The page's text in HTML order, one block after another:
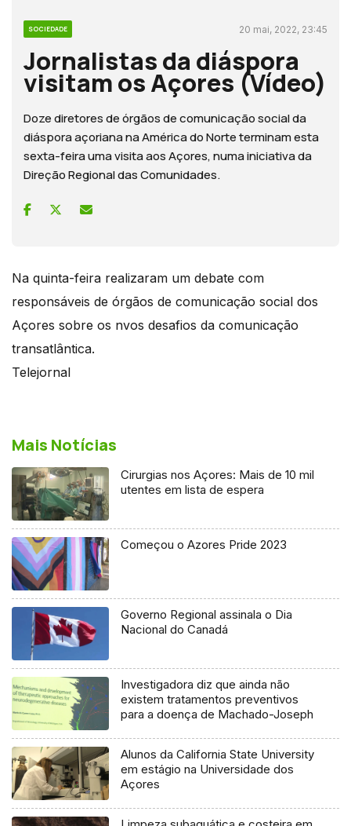
SOCIEDADE 20 mai, 2022, 23:45
Jornalistas da diáspora
visitam os Açores (Vídeo)
Doze diretores de órgãos de comunicação social da
diáspora açoriana na América do Norte terminam esta
sexta-feira uma visita aos Açores, numa iniciativa da
Direção Regional das Comunidades.
Na quinta-feira realizaram um debate com
responsáveis de órgãos de comunicação social dos
Açores sobre os nvos desafios da comunicação
transatlântica.
Telejornal
Mais Notícias
Cirurgias nos Açores: Mais de 10 mil
utentes em lista de espera
Começou o Azores Pride 2023
Governo Regional assinala o Dia
Nacional do Canadá
Investigadora diz que ainda não
existem tratamentos preventivos
para a doença de Machado-Joseph
Alunos da California State University
em estágio na Universidade dos
Açores